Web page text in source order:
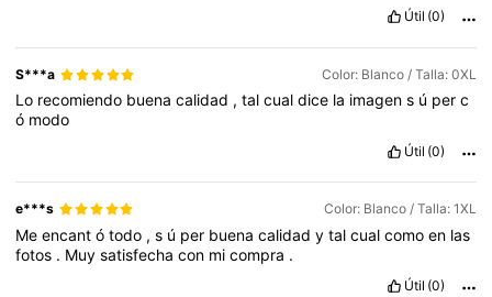
Útil (0)
S***a Color: Blanco / Talla: 0XL
Lo recomiendo buenacalidad ,talcualdice la imagens ú perc
ó modo
Útil (0)
e***s Color: Blanco / Talla: 1XL
Meencantótodo ,s ú per buenacalidadytalcualcomoen las
fotos . Muysatisfechacon micompra .
Útil (0)